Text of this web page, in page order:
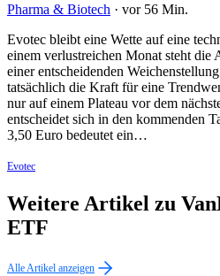
Pharma & Biotech · vor 56 Min.
Evotec bleibt eine Wette auf eine
einem verlustreichen Monat steht die
einer entscheidenden
tatsächlich die Kraft für eine
nur auf einem Plateau vor dem
entscheidet sich in den kommenden
3,50 Euro bedeutet ein…
Evotec
Weitere Artikel zu
ETF
Alle Artikel anzeigen